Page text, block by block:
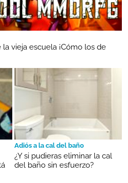
vieja escuela ¡Cómo los de
Adiós a la cal del baño
¿Y si pudieras eliminar la cal
del baño sin esfuerzo?